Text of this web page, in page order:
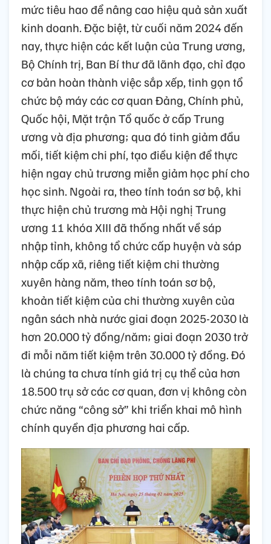
mức tiêu hao để nâng cao hiệu quả sản xuất
kinh doanh. Đặc biệt, từ cuối năm 2024 đến
nay, thực hiện các kết luận của Trung ương,
Bộ Chính trị, Ban Bí thư đã lãnh đạo, chỉ đạo
cơ bản hoàn thành việc sắp xếp, tinh gọn tổ
chức bộ máy các cơ quan Đảng, Chính phủ,
Quốc hội, Mặt trận Tổ quốc ở cấp Trung
ương và địa phương; qua đó tinh giảm đầu
mối, tiết kiệm chi phí, tạo điều kiện để thực
hiện ngay chủ trương miễn giảm học phí cho
học sinh. Ngoài ra, theo tính toán sơ bộ, khi
thực hiện chủ trương mà Hội nghị Trung
ương 11 khóa XIII đã thống nhất về sáp
nhập tỉnh, không tổ chức cấp huyện và sáp
nhập cấp xã, riêng tiết kiệm chi thường
xuyên hàng năm, theo tính toán sơ bộ,
khoản tiết kiệm của chi thường xuyên của
ngân sách nhà nước giai đoạn 2025-2030 là
hơn 20.000 tỷ đồng/năm; giai đoạn 2030 trở
đi mỗi năm tiết kiệm trên 30.000 tỷ đồng. Đó
là chúng ta chưa tính giá trị cụ thể của hơn
18.500 trụ sở các cơ quan, đơn vị không còn
chức năng “công sở” khi triển khai mô hình
chính quyền địa phương hai cấp.